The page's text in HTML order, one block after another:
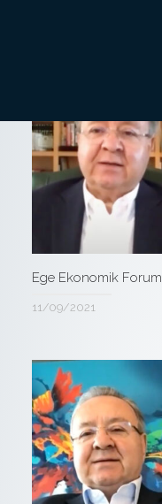
Ege Ekonomik Forum
11/09/2021